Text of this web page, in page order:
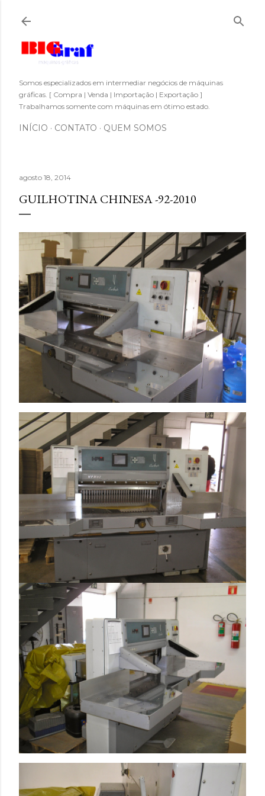
Somos especializados em intermediar negócios de máquinas
gráficas. [ Compra | Venda | Importação | Exportação ]
Trabalhamos somente com máquinas em ótimo estado.
INÍCIO CONTATO QUEM SOMOS
agosto 18, 2014
GUILHOTINA CHINESA -92-2010